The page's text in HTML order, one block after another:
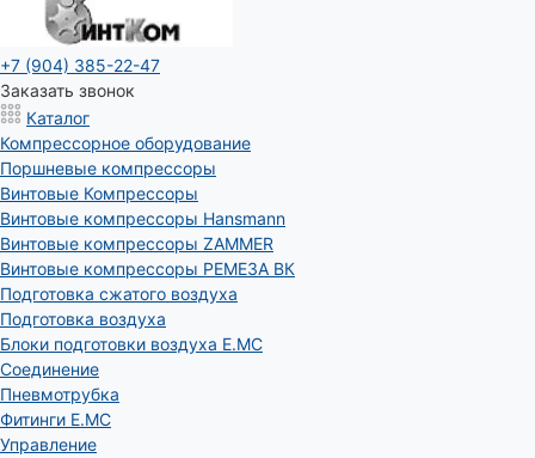
+7 (904) 385-22-47
Заказать звонок
Каталог
Компрессорное оборудование
Поршневые компрессоры
Винтовые Компрессоры
Винтовые компрессоры Hansmann
Винтовые компрессоры ZAMMER
Винтовые компрессоры РЕМЕЗА ВК
Подготовка сжатого воздуха
Подготовка воздуха
Блоки подготовки воздуха E.MC
Соединение
Пневмотрубка
Фитинги E.MC
Управление